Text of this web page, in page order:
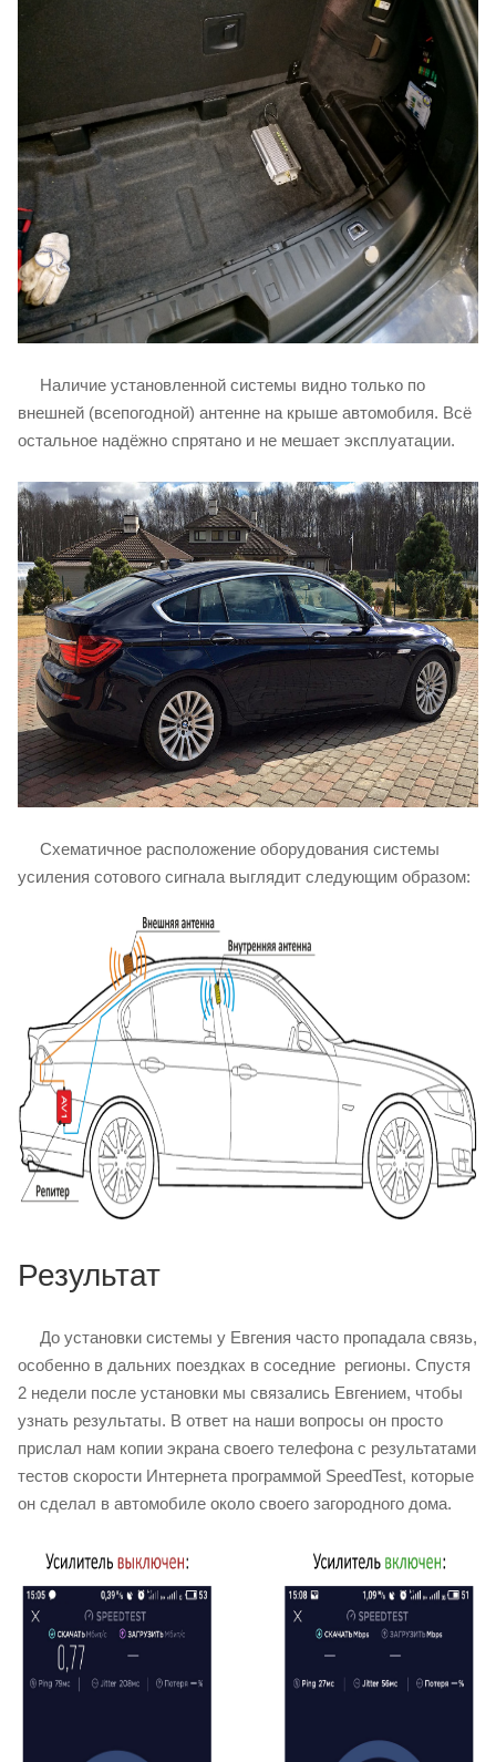
Наличие установленной системы видно только по
внешней (всепогодной) антенне на крыше автомобиля. Всё
остальное надёжно спрятано и не мешает эксплуатации.
Схематичное расположение оборудования системы
усиления сотового сигнала выглядит следующим образом:
Результат
До установки системы у Евгения часто пропадала связь,
особенно в дальних поездках в соседние регионы. Спустя
2 недели после установки мы связались Евгением, чтобы
узнать результаты. В ответ на наши вопросы он просто
прислал нам копии экрана своего телефона с результатами
тестов скорости Интернета программой SpeedTest, которые
он сделал в автомобиле около своего загородного дома.